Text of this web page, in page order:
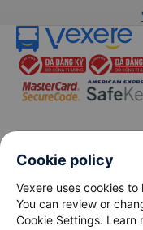
About Us
Support
Cookie policy
Vexere uses cookies
You can review or
Cookie Settings. Learn